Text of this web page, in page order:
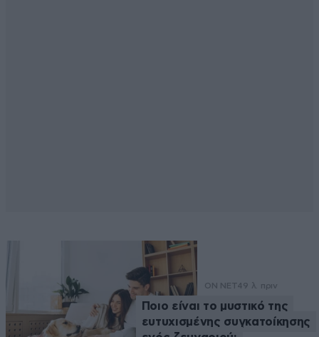
ON NET49 λ. πριν
Ποιο είναι το μυστικό της
ευτυχισμένης συγκατοίκησης